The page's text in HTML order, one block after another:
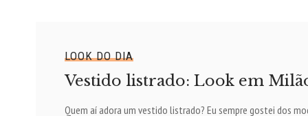
LOOK DO DIA
Vestido listrado: Look em
Quem aí adora um vestido listrado? Eu sempre gostei dos